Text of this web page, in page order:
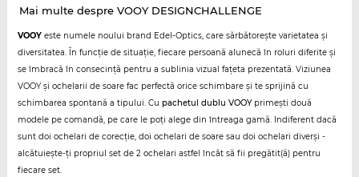
Mai multe despre VOOY DESIGNCHALLENGE
VOOYeste numele noului brand Edel-Optics, care sărbătorește varietatea și
diversitatea. În funcție de situație, fiecare persoană alunecă în roluri diferite și
se îmbracă în consecință pentru a sublinia vizual fațeta prezentată. Viziunea
VOOY și ochelarii de soare fac perfectă orice schimbare și te sprijină cu
schimbarea spontană a tipului. Cu pachetul dublu VOOYprimești două
modele pe comandă, pe care le poți alege din întreaga gamă. Indiferent dacă
sunt doi ochelari de corecție, doi ochelari de soare sau doi ochelari diverși -
alcătuiește-ți propriul set de 2 ochelari astfel încât să fii pregătit(ă) pentru
fiecare set.